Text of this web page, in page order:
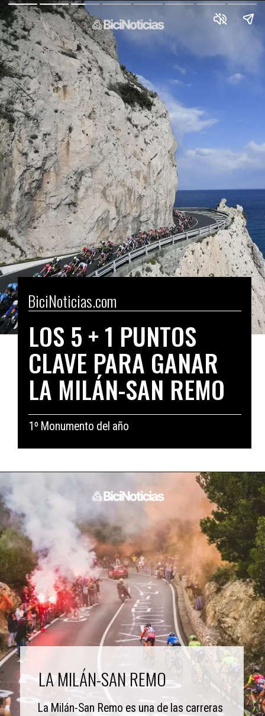
BiciNoticias.com
LOS 5 + 1 PUNTOS
CLAVE PARA GANAR
LA MILÁN-SAN REMO
1º Monumento del año
La Milán-San Remo es una de las carreras
LA MILÁN-SAN REMO